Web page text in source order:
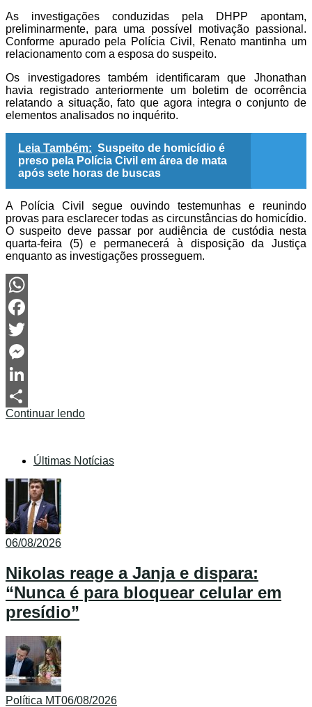
As investigações conduzidas pela DHPP apontam,
preliminarmente, para uma possível motivação passional.
Conforme apurado pela Polícia Civil, Renato mantinha um
relacionamento com a esposa do suspeito.
Os investigadores também identificaram que Jhonathan
havia registrado anteriormente um boletim de ocorrência
relatando a situação, fato que agora integra o conjunto de
elementos analisados no inquérito.
Leia Também: Suspeito de homicídio é
preso pela Polícia Civil em área de mata
após sete horas de buscas
A Polícia Civil segue ouvindo testemunhas e reunindo
provas para esclarecer todas as circunstâncias do homicídio.
O suspeito deve passar por audiência de custódia nesta
quarta-feira (5) e permanecerá à disposição da Justiça
enquanto as investigações prosseguem.
WhatsApp
Facebook
Twitter
Messenger
LinkedIn
Share
Continuar lendo
Últimas Notícias
06/08/2026
Nikolas reage a Janja e dispara:
“Nunca é para bloquear celular em
presídio”
Política MT06/08/2026